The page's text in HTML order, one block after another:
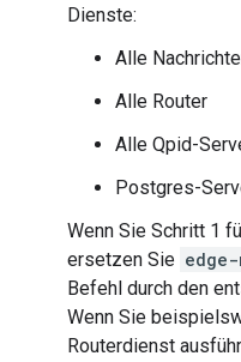
Dienste:
Alle
Alle Router
Alle Qpid-
Postgres-
Wenn Sie Schritt 1
ersetzen Sie
Befehl durch den
Wenn Sie
Routerdienst